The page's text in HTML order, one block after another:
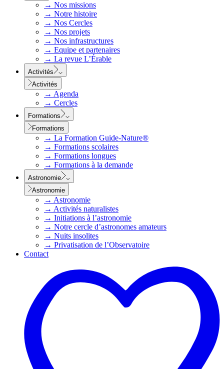
→ Nos missions
→ Notre histoire
→ Nos Cercles
→ Nos projets
→ Nos infrastructures
→ Equipe et partenaires
→ La revue L’Érable
Activités
Activités
→ Agenda
→ Cercles
Formations
Formations
→ La Formation Guide-Nature®
→ Formations scolaires
→ Formations longues
→ Formations à la demande
Astronomie
Astronomie
→ Astronomie
→ Activités naturalistes
→ Initiations à l’astronomie
→ Notre cercle d’astronomes amateurs
→ Nuits insolites
→ Privatisation de l’Observatoire
Contact